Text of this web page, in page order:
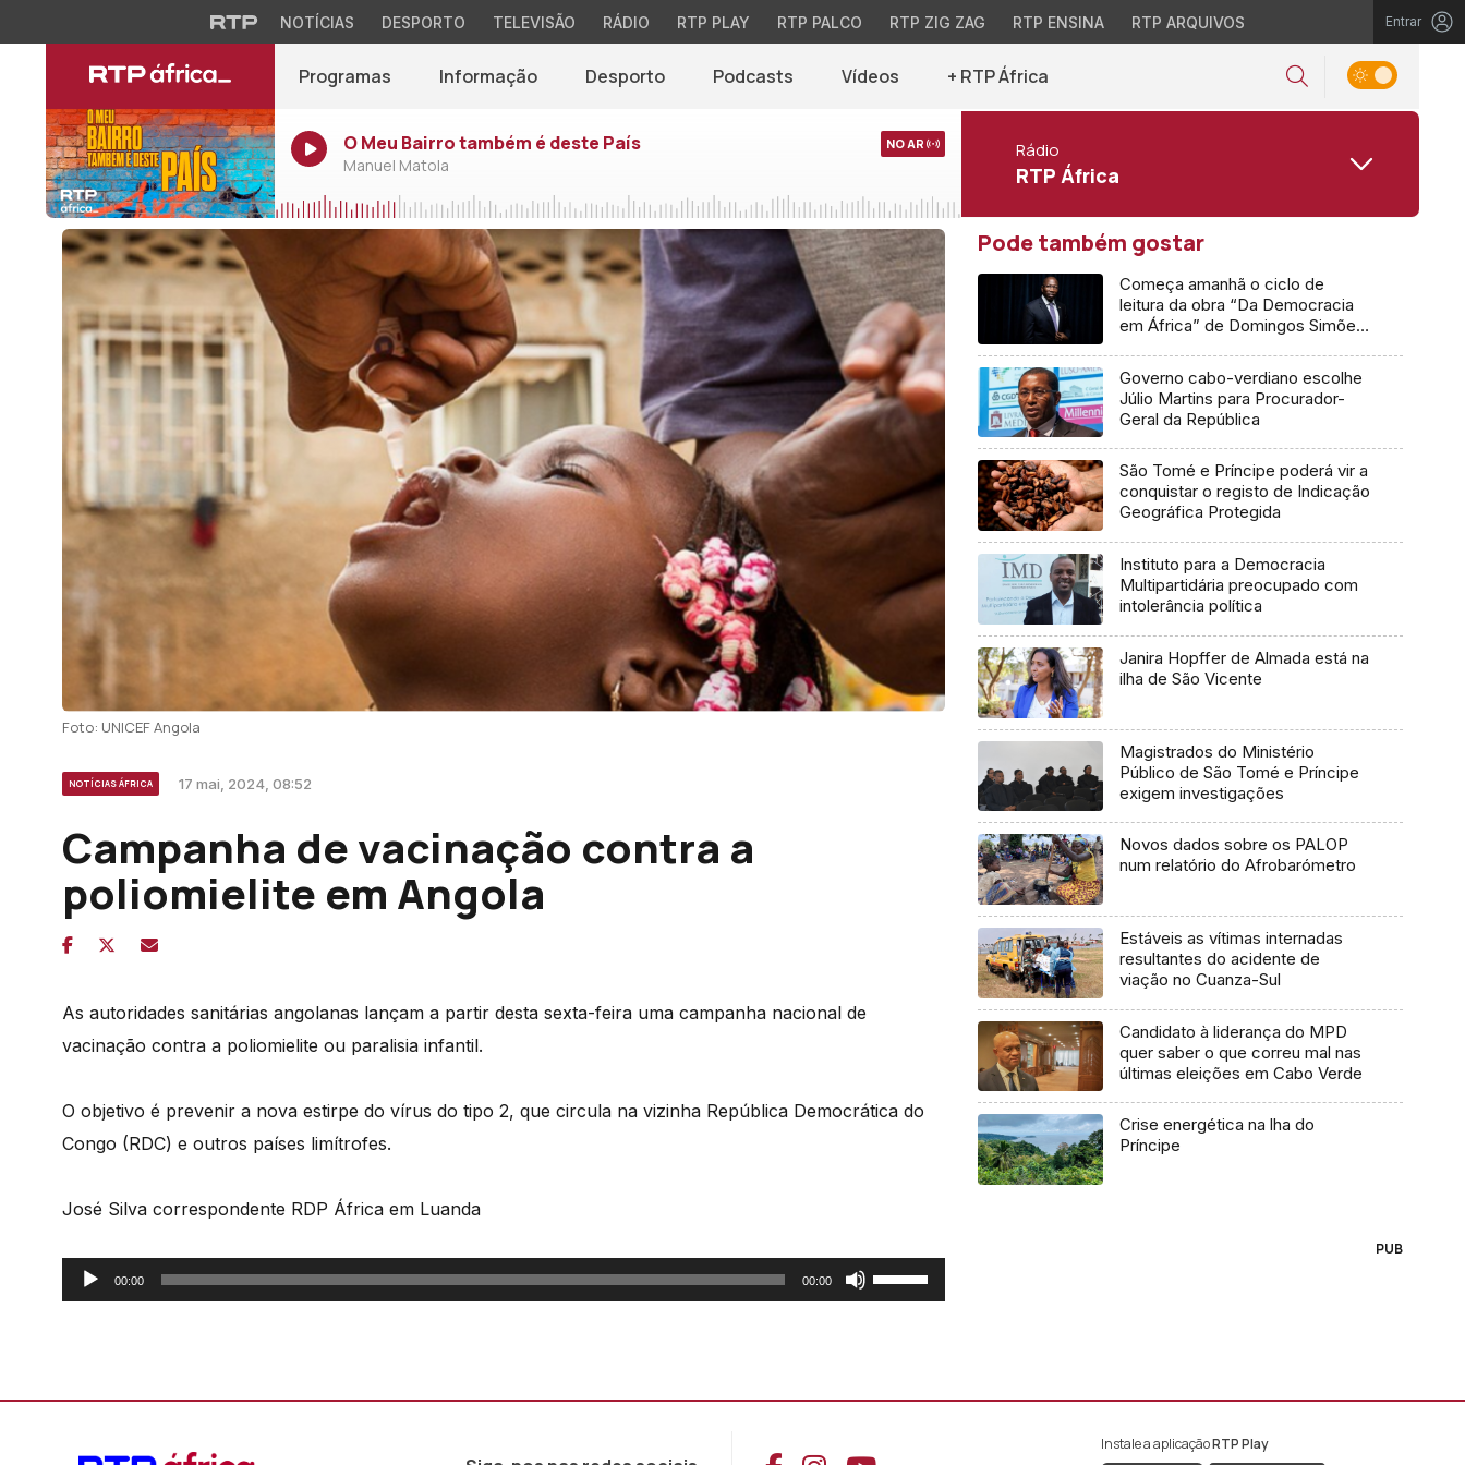
NOTÍCIAS DESPORTO TELEVISÃO RÁDIO RTP PLAY RTP PALCO RTP ZIG ZAG RTP ENSINA RTP ARQUIVOS Entrar
Programas Informação Desporto Podcasts Vídeos + RTP África
O Meu Bairro também é deste País
Manuel Matola
NO AR Rádio
RTP África
Foto: UNICEF Angola
NOTÍCIAS ÁFRICA 17 mai, 2024, 08:52
Campanha de vacinação contra a
poliomielite em Angola
As autoridades sanitárias angolanas lançam a partir desta sexta-feira uma campanha nacional de
vacinação contra a poliomielite ou paralisia infantil.
O objetivo é prevenir a nova estirpe do vírus do tipo 2, que circula na vizinha República Democrática do
Congo (RDC) e outros países limítrofes.
José Silva correspondente RDP África em Luanda
Reprodutor
de
00:00 00:00
Use
as
para
Pode também gostar
Começa amanhã o ciclo de
leitura da obra “Da Democracia
em África” de Domingos Simões
Governo cabo-verdiano escolhe
Júlio Martins para Procurador-
Geral da República
São Tomé e Príncipe poderá vir a
conquistar o registo de Indicação
Geográfica Protegida
Instituto para a Democracia
Multipartidária preocupado com
intolerância política
Janira Hopffer de Almada está na
ilha de São Vicente
Magistrados do Ministério
Público de São Tomé e Príncipe
exigem investigações
Novos dados sobre os PALOP
num relatório do Afrobarómetro
Estáveis as vítimas internadas
resultantes do acidente de
viação no Cuanza-Sul
Candidato à liderança do MPD
quer saber o que correu mal nas
últimas eleições em Cabo Verde
Crise energética na lha do
Príncipe
PUB
Instale a aplicaçãoRTP Play